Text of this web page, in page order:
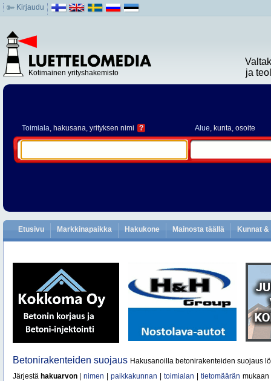
Kirjaudu
Kotimainen yrityshakemisto
ja
Toimiala, hakusana, yrityksen nimi ? Alue, kunta, osoite
Etusivu Markkinapaikka Hakukone Mainosta täällä Kunnat
Betonirakenteiden suojaus Hakusanoilla betonirakenteiden suojaus
Järjestä hakuarvon nimen paikkakunnan toimialan tietomäärän mukaan